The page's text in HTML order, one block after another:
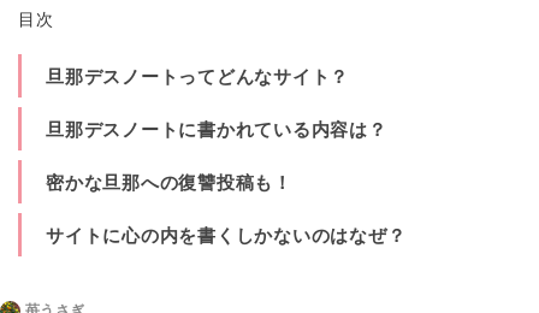
目次
旦那デスノートってどんなサイト？
旦那デスノートに書かれている内容は？
密かな旦那への復讐投稿も！
サイトに心の内を書くしかないのはなぜ？